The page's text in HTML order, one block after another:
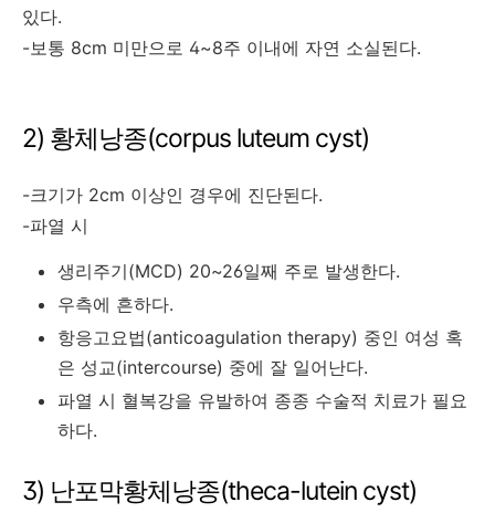
있다.
-보통 8cm 미만으로 4~8주 이내에 자연 소실된다.
2) 황체낭종(corpus luteum cyst)
-크기가 2cm 이상인 경우에 진단된다.
-파열 시
생리주기(MCD) 20~26일째 주로 발생한다.
우측에 흔하다.
항응고요법(anticoagulation therapy) 중인 여성 혹
은 성교(intercourse) 중에 잘 일어난다.
파열 시 혈복강을 유발하여 종종 수술적 치료가 필요
하다.
3) 난포막황체낭종(theca-lutein cyst)